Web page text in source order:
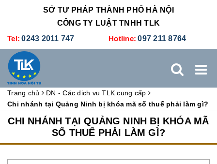
SỞ TƯ PHÁP THÀNH PHỐ HÀ NỘI
CÔNG TY LUẬT TNHH TLK
Tel: 0243 2011 747 Hotline: 097 211 8764
DỊCH VỤ KẾ TOÁN - THUẾ XÚC TIẾN THƯƠNG MẠI
BẢNG GIÁ ĐÀO TẠO TUYỂN DỤNG LIÊN HỆ
Trang chủ
DN - Các dịch vụ TLK cung cấp
Chi nhánh tại Quảng Ninh bị khóa mã số thuế phải làm gì?
CHI NHÁNH TẠI QUẢNG NINH BỊ KHÓA MÃ
SỐ THUẾ PHẢI LÀM GÌ?